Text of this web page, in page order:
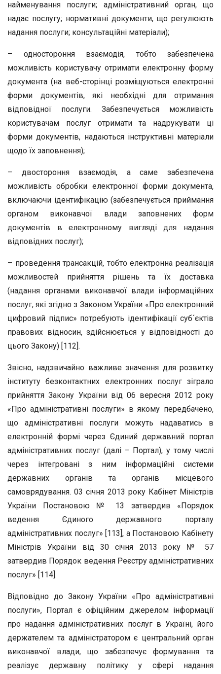
найменування послуги; адміністративний орган, що
надає послугу; нормативні документи, що регулюють
надання послуги; консультаційні матеріали);
– одностороння взаємодія, тобто забезпечена
можливість користувачу отримати електронну форму
документа (на веб-сторінці розміщуються електронні
форми документів, які необхідні для отримання
відповідної послуги. Забезпечується можливість
користувачам послуг отримати та надрукувати ці
форми документів, надаються інструктивні матеріали
щодо їх заповнення);
– двостороння взаємодія, а саме забезпечена
можливість обробки електронної форми документа,
включаючи ідентифікацію (забезпечується приймання
органом виконавчої влади заповнених форм
документів в електронному вигляді для надання
відповідних послуг);
– проведення трансакцій, тобто електронна реалізація
можливостей прийняття рішень та їх доставка
(надання органами виконавчої влади інформаційних
послуг, які згідно з Законом України «Про електронний
цифровий підпис» потребують ідентифікації суб´єктів
правових відносин, здійснюється у відповідності до
цього Закону) [112].
Звісно, надзвичайно важливе значення для розвитку
інституту безконтактних електронних послуг зіграло
прийняття Закону України від 06 вересня 2012 року
«Про адміністративні послуги» в якому передбачено,
що адміністративні послуги можуть надаватись в
електронній формі через Єдиний державний портал
адміністративних послуг (далі – Портал), у тому числі
через інтегровані з ним інформаційні системи
державних органів та органів місцевого
самоврядування. 03 січня 2013 року Кабінет Міністрів
України Постановою № 13 затвердив «Порядок
ведення Єдиного державного порталу
адміністративних послуг» [113], а Постановою Кабінету
Міністрів України від 30 січня 2013 року № 57
затвердив Порядок ведення Реєстру адміністративних
послуг» [114].
Відповідно до Закону України «Про адміністративні
послуги», Портал є офіційним джерелом інформації
про надання адміністративних послуг в Україні, його
держателем та адміністратором є центральний орган
виконавчої влади, що забезпечує формування та
реалізує державну політику у сфері надання